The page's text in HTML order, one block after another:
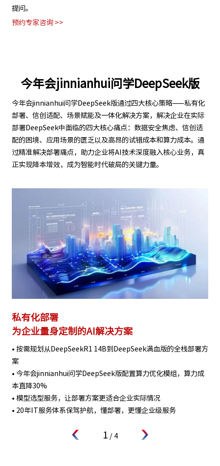
提问。
预约专家咨询 >>
今年会jinnianhui问学DeepSeek版
今年会jinnianhui问学DeepSeek版通过四大核心策略——私有化
部署、信创适配、场景赋能及一体化解决方案，解决企业在实际
部署DeepSeek中面临的四大核心痛点：数据安全焦虑、信创适
配的困境、应用场景的匮乏以及高昂的试错成本和算力成本。通
过精准解决部署痛点，助力企业将AI技术深度融入核心业务，真
正实现降本增效，成为智能时代破局的关键力量。
私有化部署
为企业量身定制的AI解决方案
• 按需规划从DeepSeekR1 14B到DeepSeek满血版的全栈部署方
案
• 今年会jinnianhui问学DeepSeek版配置算力优化模组，算力成
本直降30%
• 模型选型服务，让部署方案更适合企业实际情况
• 20年IT服务体系保驾护航，懂部署，更懂企业级服务
1 / 4